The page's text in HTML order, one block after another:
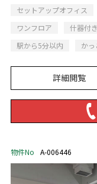
セットアップオフィス
ワンフロア
什器付き
駅から5分以内
か
詳細閲覧
物件No A-006446